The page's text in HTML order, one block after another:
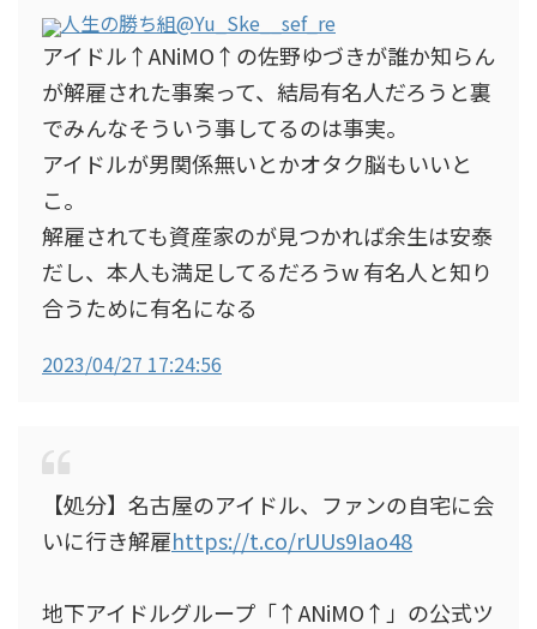
人生の勝ち組@Yu_Ske__sef_re
アイドル↑ANiMO↑の佐野ゆづきが誰か知らん
が解雇された事案って、結局有名人だろうと裏
でみんなそういう事してるのは事実。
アイドルが男関係無いとかオタク脳もいいと
こ。
解雇されても資産家のが見つかれば余生は安泰
だし、本人も満足してるだろうw 有名人と知り
合うために有名になる
2023/04/27 17:24:56
【処分】名古屋のアイドル、ファンの自宅に会
いに行き解雇https://t.co/rUUs9Iao48
地下アイドルグループ「↑ANiMO↑」の公式ツ